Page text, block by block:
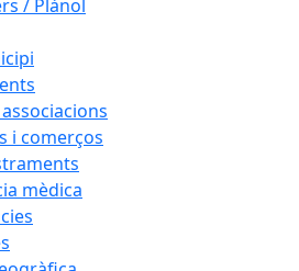
/ Plànol
i comerços
mèdica